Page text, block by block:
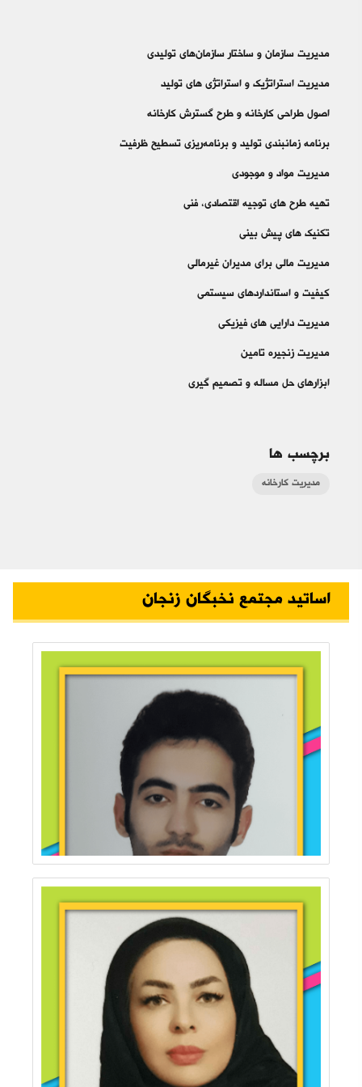
مدیریت سازمان و ساختار سازمان‌های تولیدی
مدیریت استراتژیک و استراتژی های تولید
اصول طراحی کارخانه و طرح گسترش کارخانه
برنامه زمانبندی تولید و برنامه‌ریزی تسطیح ظرفیت
مدیریت مواد و موجودی
تهیه طرح های توجیه اقتصادی، فنی
تکنیک های پیش بینی
مدیریت مالی برای مدیران غیرمالی
کیفیت و استانداردهای سیستمی
مدیریت دارایی های فیزیکی
مدیریت زنجیره تامین
ابزارهای حل مساله و تصمیم گیری​​
برچسب ها
مدیریت کارخانه
اساتید مجتمع نخبگان زنجان